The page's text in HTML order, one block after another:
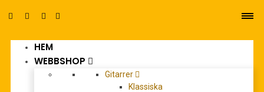
HEM
WEBBSHOP
Gitarrer
Klassiska